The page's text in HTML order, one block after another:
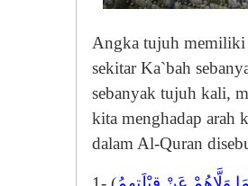
Angka tujuh memiliki
sekitar Ka`bah
sebanyak tujuh kali,
kita menghadap arah
dalam Al-Quran